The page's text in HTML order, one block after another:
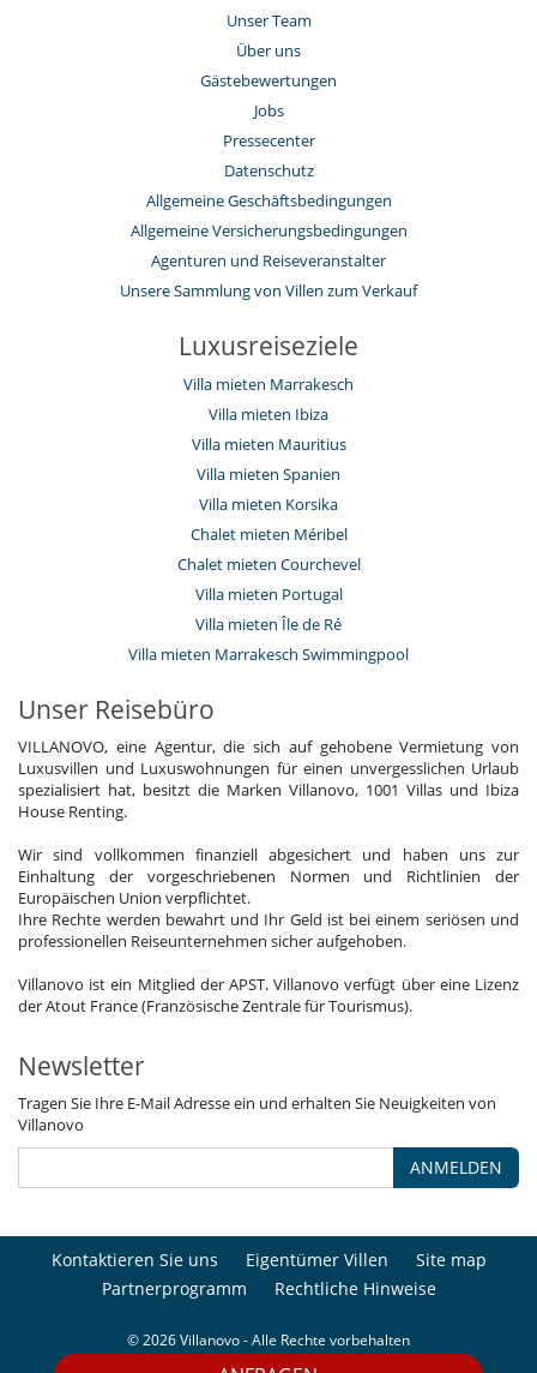
Unser Team
Über uns
Gästebewertungen
Jobs
Pressecenter
Datenschutz
Allgemeine Geschäftsbedingungen
Allgemeine Versicherungsbedingungen
Agenturen und Reiseveranstalter
Unsere Sammlung von Villen zum Verkauf
Luxusreiseziele
Villa mieten Marrakesch
Villa mieten Ibiza
Villa mieten Mauritius
Villa mieten Spanien
Villa mieten Korsika
Chalet mieten Méribel
Chalet mieten Courchevel
Villa mieten Portugal
Villa mieten Île de Ré
Villa mieten Marrakesch Swimmingpool
Unser Reisebüro
VILLANOVO, eine Agentur, die sich auf gehobene Vermietung von
Luxusvillen und Luxuswohnungen für einen unvergesslichen Urlaub
spezialisiert hat, besitzt die Marken Villanovo, 1001 Villas und Ibiza
House Renting.
Wir sind vollkommen finanziell abgesichert und haben uns zur
Einhaltung der vorgeschriebenen Normen und Richtlinien der
Europäischen Union verpflichtet.
Ihre Rechte werden bewahrt und Ihr Geld ist bei einem seriösen und
professionellen Reiseunternehmen sicher aufgehoben.
Villanovo ist ein Mitglied der APST. Villanovo verfügt über eine Lizenz
der Atout France (Französische Zentrale für Tourismus).
Newsletter
Tragen Sie Ihre E-Mail Adresse ein und erhalten Sie Neuigkeiten von
Villanovo
ANMELDEN
Kontaktieren Sie uns Eigentümer Villen
Site map
Partnerprogramm
Rechtliche Hinweise
© 2026 Villanovo - Alle Rechte vorbehalten